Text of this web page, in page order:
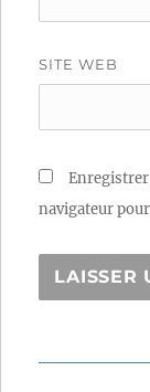
SITE WEB
navigateur